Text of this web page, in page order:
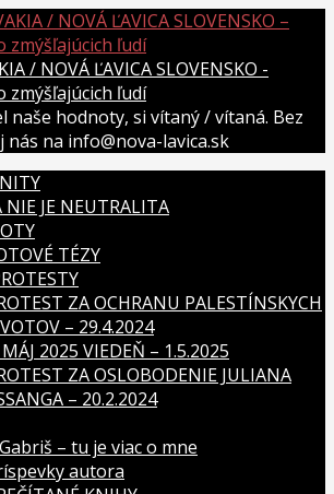
/ NOVÁ ĽAVICA SLOVENSKO -
zmýšľajúcich ľudí
naše hodnoty, si vítaný / vítaná. Bez
na info@nova-lavica.sk
NIE JE NEUTRALITA
TÉZY
ZA OCHRANU PALESTÍNSKYCH
– 29.4.2024
MÁJ 2025 VIEDEŇ – 1.5.2025
ZA OSLOBODENIE JULIANA
– 20.2.2024
– tu je viac o mne
autora